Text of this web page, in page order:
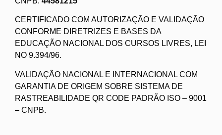
CERTIFICADO COM AUTORIZAÇÃO E VALIDAÇÃO
CONFORME DIRETRIZES E BASES DA
EDUCAÇÃO NACIONAL DOS CURSOS LIVRES, LEI
NO 9.394/96.
VALIDAÇÃO NACIONAL E INTERNACIONAL COM
GARANTIA DE ORIGEM SOBRE SISTEMA DE
RASTREABILIDADE QR CODE PADRÃO ISO – 9001
– CNPB.